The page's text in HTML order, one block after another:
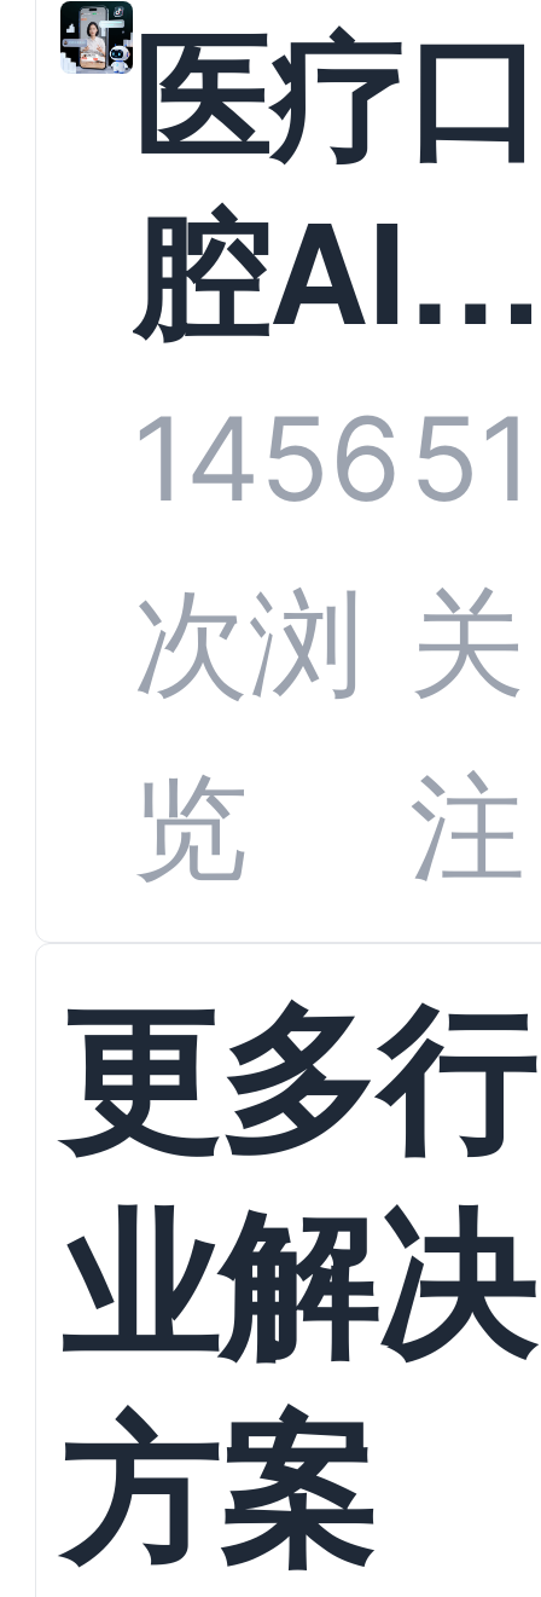
构实现
规模化
增长与
数字化
蜕变
医疗口
腔AI
服系统
全渠道
数据对
接
1456
次浏
览
关
注
更多行
业解决
方案